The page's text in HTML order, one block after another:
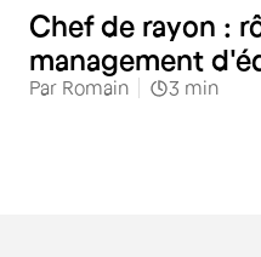
Chef de rayon :
management
Par Romain 3 min